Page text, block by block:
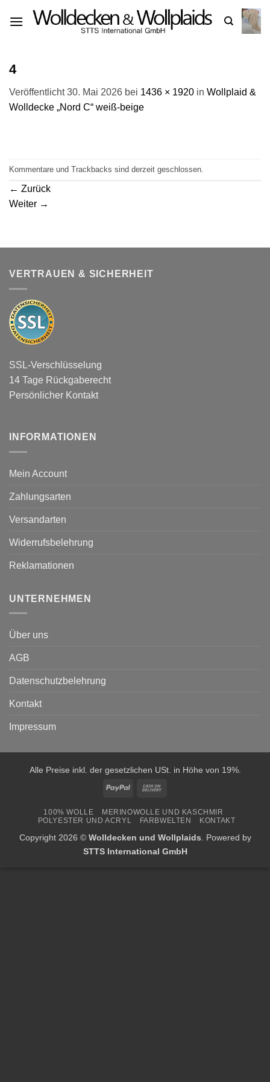
Inhalt
4
Veröffentlicht30. Mai 2026 bei 1436 × 1920 in Wollplaid &
Wolldecke „Nord C“ weiß-beige
Kommentare und Trackbacks sind derzeit geschlossen.
← Zurück
Weiter →
VERTRAUEN & SICHERHEIT
SSL-Verschlüsselung
14 Tage Rückgaberecht
Persönlicher Kontakt
INFORMATIONEN
Mein Account
Zahlungsarten
Versandarten
Widerrufsbelehrung
Reklamationen
UNTERNEHMEN
Über uns
AGB
Datenschutzbelehrung
Kontakt
Impressum
Alle Preise inkl. der gesetzlichen USt. in Höhe von 19%.
PayPal
Delivery
100% WOLLE
MERINOWOLLE UND KASCHMIR
POLYESTER UND ACRYL
FARBWELTEN KONTAKT
Copyright 2026 © Wolldecken und Wollplaids. Powered by
STTS International GmbH